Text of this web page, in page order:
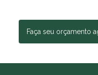
Faça seu orçamento